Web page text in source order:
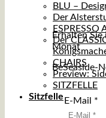
Erhalten
Monat
BeSeaside-
E-Mail *
BLU –
Der
Der
CHAIRS
Preview:
SITZFELLE
Sitzfelle